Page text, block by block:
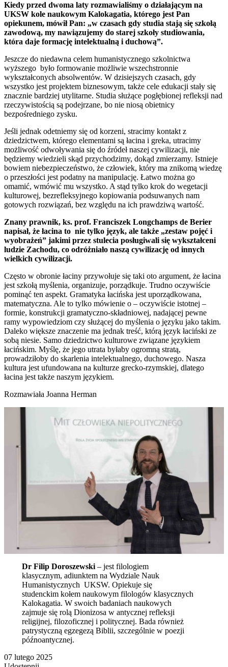
Kiedy przed dwoma laty rozmawialiśmy o działającym na
UKSW kole naukowym Kalokagatia, którego jest Pan
opiekunem, mówił Pan: „w czasach gdy studia stają się szkołą
zawodową, my nawiązujemy do starej szkoły studiowania,
która daje formację intelektualną i duchową”.
Jeszcze do niedawna celem humanistycznego szkolnictwa
wyższego było formowanie możliwie wszechstronnie
wykształconych absolwentów. W dzisiejszych czasach, gdy
wszystko jest projektem biznesowym, także cele edukacji stały się
znacznie bardziej utylitarne. Studia służące pogłębionej refleksji nad
rzeczywistością są podejrzane, bo nie niosą obietnicy
bezpośredniego zysku.
Jeśli jednak odetniemy się od korzeni, stracimy kontakt z
dziedzictwem, którego elementami są łacina i greka, utracimy
możliwość odwoływania się do źródeł naszej cywilizacji, nie
będziemy wiedzieli skąd przychodzimy, dokąd zmierzamy. Istnieje
bowiem niebezpieczeństwo, że człowiek, który ma znikomą wiedzę
o przeszłości jest podatny na manipulację. Łatwo można go
omamić, wmówić mu wszystko. A stąd tylko krok do wegetacji
kulturowej, bezrefleksyjnego kopiowania podsuwanych nam
gotowych rozwiązań, bez względu na ich prawdziwą wartość.
Znany prawnik, ks. prof. Franciszek Longchamps de Berier
napisał, że łacina to nie tylko język, ale także „zestaw pojęć i
wyobrażeń” jakimi przez stulecia posługiwali się wykształceni
ludzie Zachodu, co odróżniało naszą cywilizację od innych
wielkich cywilizacji.
Często w obronie łaciny przywołuje się taki oto argument, że łacina
jest szkołą myślenia, organizuje, porządkuje. Trudno oczywiście
pominąć ten aspekt. Gramatyka łacińska jest uporządkowana,
matematyczna. Ale to tylko mówienie o – oczywiście istotnej –
formie, konstrukcji gramatyczno-składniowej, nadającej pewne
ramy wypowiedziom czy służącej do myślenia o języku jako takim.
Daleko większe znaczenie ma jednak treść, którą język łaciński ze
sobą niesie. Samo dziedzictwo kulturowe związane językiem
łacińskim. Myślę, że jego utrata byłaby ogromną stratą,
prowadziłoby do skarlenia intelektualnego, duchowego. Nasza
kultura jest ufundowana na kulturze grecko-rzymskiej, dlatego
łacina jest także naszym językiem.
Rozmawiała Joanna Herman
Dr Filip Doroszewski – jest filologiem
klasycznym, adiunktem na Wydziale Nauk
Humanistycznych UKSW. Opiekuje się
studenckim kołem naukowym filologów klasycznych
Kalokagatia. W swoich badaniach naukowych
zajmuje się rolą Dionizosa w antycznej refleksji
religijnej, filozoficznej i politycznej. Bada również
patrystyczną egzegezą Biblii, szczególnie w poezji
późnoantycznej.
07 lutego 2025